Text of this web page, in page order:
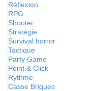
Réflexion
RPG
Shooter
Stratégie
Survival horror
Tactique
Party Game
Point & Click
Rythme
Casse Briques